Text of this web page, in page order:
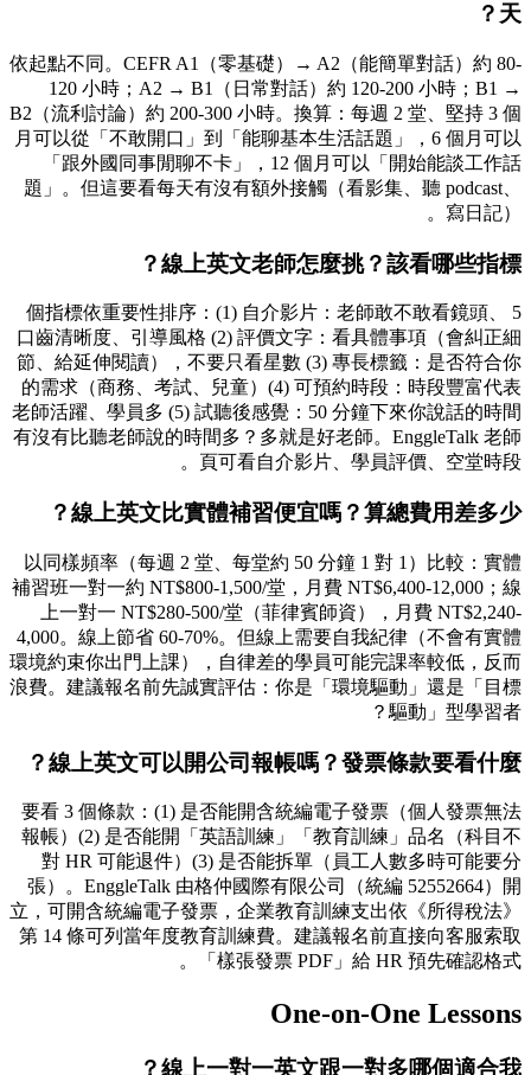
天？
依起點不同。CEFR A1（零基礎）→ A2（能簡單對話）約 80-
120 小時；A2 → B1（日常對話）約 120-200 小時；B1 →
B2（流利討論）約 200-300 小時。換算：每週 2 堂、堅持 3 個
月可以從「不敢開口」到「能聊基本生活話題」，6 個月可以
「跟外國同事閒聊不卡」，12 個月可以「開始能談工作話
題」。但這要看每天有沒有額外接觸（看影集、聽 podcast、
寫日記）。
線上英文老師怎麼挑？該看哪些指標？
5 個指標依重要性排序：(1) 自介影片：老師敢不敢看鏡頭、
口齒清晰度、引導風格 (2) 評價文字：看具體事項（會糾正細
節、給延伸閱讀），不要只看星數 (3) 專長標籤：是否符合你
的需求（商務、考試、兒童）(4) 可預約時段：時段豐富代表
老師活躍、學員多 (5) 試聽後感覺：50 分鐘下來你說話的時間
有沒有比聽老師說的時間多？多就是好老師。EnggleTalk 老師
頁可看自介影片、學員評價、空堂時段。
線上英文比實體補習便宜嗎？算總費用差多少？
以同樣頻率（每週 2 堂、每堂約 50 分鐘 1 對 1）比較：實體
補習班一對一約 NT$800-1,500/堂，月費 NT$6,400-12,000；線
上一對一 NT$280-500/堂（菲律賓師資），月費 NT$2,240-
4,000。線上節省 60-70%。但線上需要自我紀律（不會有實體
環境約束你出門上課），自律差的學員可能完課率較低，反而
浪費。建議報名前先誠實評估：你是「環境驅動」還是「目標
驅動」型學習者？
線上英文可以開公司報帳嗎？發票條款要看什麼？
要看 3 個條款：(1) 是否能開含統編電子發票（個人發票無法
報帳）(2) 是否能開「英語訓練」「教育訓練」品名（科目不
對 HR 可能退件）(3) 是否能拆單（員工人數多時可能要分
張）。EnggleTalk 由格仲國際有限公司（統編 52552664）開
立，可開含統編電子發票，企業教育訓練支出依《所得稅法》
第 14 條可列當年度教育訓練費。建議報名前直接向客服索取
「樣張發票 PDF」給 HR 預先確認格式。
One-on-One Lessons
線上一對一英文跟一對多哪個適合我？